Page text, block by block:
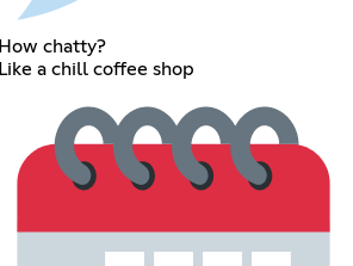
How chatty?
Like a chill coffee shop